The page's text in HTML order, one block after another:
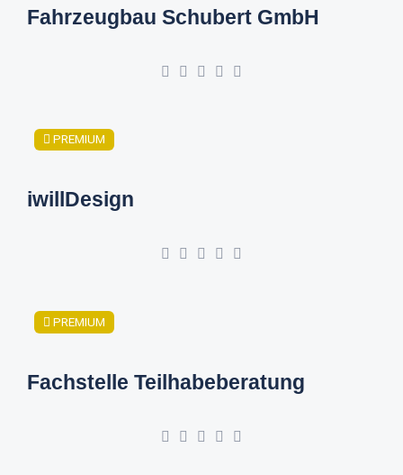
Fahrzeugbau Schubert GmbH
PREMIUM
iwillDesign
PREMIUM
Fachstelle Teilhabeberatung